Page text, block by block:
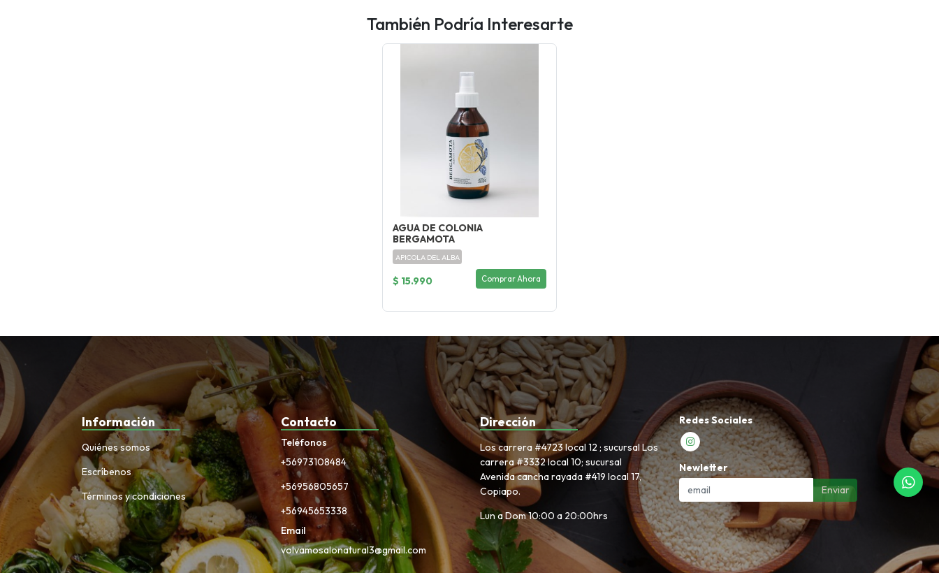
También Podría Interesarte
AGUA DE COLONIA
BERGAMOTA
APICOLA DEL ALBA
$ 15.990 Comprar Ahora
Información
Quiénes somos
Escríbenos
Términos y condiciones
Contacto
Teléfonos
+56973108484
+56956805657
+56945653338
Email
volvamosalonatural3@gmail.com
Dirección
Los carrera #4723 local 12 ; sucursal Los
carrera #3332 local 10; sucursal
Avenida cancha rayada #419 local 17,
Copiapo.
Lun a Dom 10:00 a 20:00hrs
Redes Sociales
Newletter
Enviar